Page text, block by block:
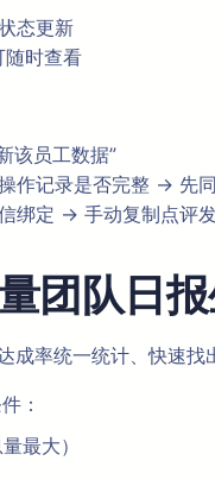
态更新
随时查看
该员工数据”
作记录是否完整 → 先
绑定 → 手动复制点评
团队日
率统一统计、快速找
：
最大）